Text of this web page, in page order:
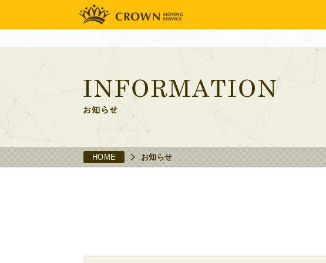
HOME お知らせ